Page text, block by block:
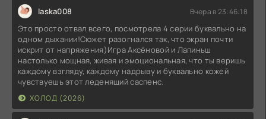
laska008 Вчера в 23:46:18
Это просто отвал всего, посмотрела 4 серии буквально на
одном дыхании!Сюжет разогнался так, что экран почти
искрит от напряжения)Игра Аксёновой и Лапиньш
настолько мощная, живая и эмоциональная, что ты веришь
каждому взгляду, каждому надрыву и буквально кожей
чувствуешь этот леденящий саспенс.
ХОЛОД (2026)